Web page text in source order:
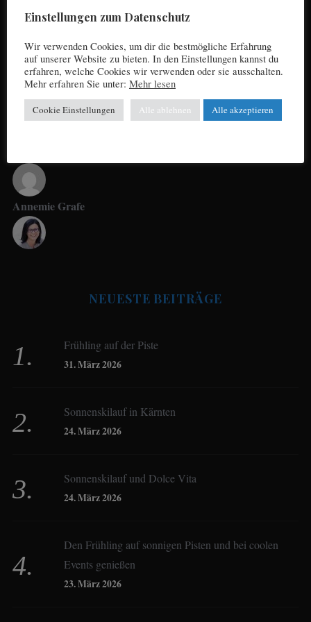
Datenschutz
UNSERE AUTOREN
Annemie Grafe
Birgit Werner
Christoph Schrahe
Derk Hoberg
NEUESTE BEITRÄGE
Frühling auf der Piste
31. März 2026
Sonnenskilauf in Kärnten
24. März 2026
Sonnenskilauf und Dolce Vita
24. März 2026
Den Frühling auf sonnigen Pisten und bei coolen
Events genießen
23. März 2026
r
h
f
o
r
:
Einstellungen zum Datenschutz
Wir verwenden Cookies, um dir die bestmögliche Erfahrung
auf unserer Website zu bieten. In den Einstellungen kannst du
erfahren, welche Cookies wir verwenden oder sie ausschalten.
Mehr erfahren Sie unter: Mehr lesen
Cookie Einstellungen Alle ablehnen Alle akzeptieren